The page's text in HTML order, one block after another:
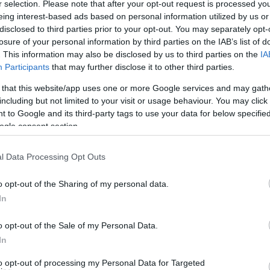
selection. Please note that after your opt-out request is processed
interest-based ads based on personal information utilized by us
to third parties prior to your opt-out. You may separately
of your personal information by third parties on the IAB’s list of
This information may also be disclosed by us to third parties on the
Participants that may further disclose it to other third parties.
that this website/app uses one or more Google services and may
but not limited to your visit or usage behaviour. You may
to Google and its third-party tags to use your data for below
consent section.
Data Processing Opt Outs
opt-out of the Sharing of my personal data.
opt-out of the Sale of my Personal Data.
opt-out of processing my Personal Data for Targeted
στο συμβούλιο… από τηλέφωνο!
Οι οποίες συντάχθηκαν λίγα λεπτά πριν το
ποσά (έλειπαν τόκοι υπερημερίας κλπ)!!! Αλλά
Αυτά ήθελαν να ψηφιστούν και να σταλούν
μετά την τελική νέα
και νομική αλχημεία; Ο λογιστής κ.
(ελέω απλής αναλογικής) αγνοώντας όλες τις
Κατά πλειοψηφία!…
σύμβουλος του Δήμου Κ. Κυρτάτα τους
Καπάκης-Τσατσομοίτου-Θεοδωράκης-
της συζήτησης κόντρα στους δύο νομικούς πως…
τη νόμιμη εισήγηση του δημάρχου με την